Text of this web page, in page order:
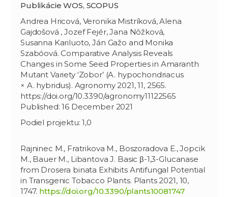
Publikácie WOS, SCOPUS
Andrea Hricová, Veronika Mistríková, Alena
Gajdošová , Jozef Fejér, Jana Nôžková,
Susanna Kariluoto, Ján Gažo and Monika
Szabóová. Comparative Analysis Reveals
Changes in Some Seed Properties in Amaranth
Mutant Variety ‘Zobor’ (A. hypochondriacus
× A. hybridus). Agronomy 2021, 11, 2565.
https://doi.org/10.3390/agronomy11122565
Published: 16 December 2021
Podiel projektu: 1,0
Rajninec M., Fratrikova M., Boszoradova E., Jopcik
M., Bauer M., Libantova J. Basic β-1,3-Glucanase
from Drosera binata Exhibits Antifungal Potential
in Transgenic Tobacco Plants. Plants 2021, 10,
1747. https://doi.org/10.3390/plants10081747